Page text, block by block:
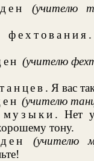
(учителю
(учителю
. Я вас
(учителю
. Нет
тону.
(учителю